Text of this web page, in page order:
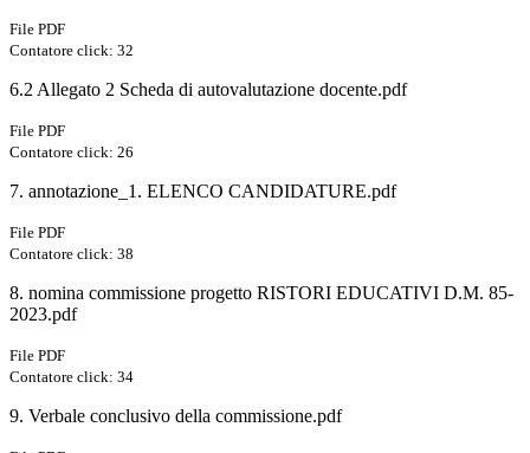
File PDF
Contatore click: 32
6.2 Allegato 2 Scheda di autovalutazione docente.pdf
File PDF
Contatore click: 26
7. annotazione_1. ELENCO CANDIDATURE.pdf
File PDF
Contatore click: 38
8. nomina commissione progetto RISTORI EDUCATIVI D.M. 85-
2023.pdf
File PDF
Contatore click: 34
9. Verbale conclusivo della commissione.pdf